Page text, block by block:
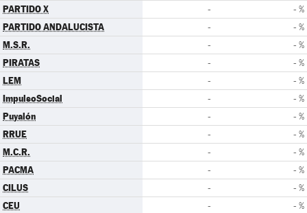
PARTIDO X - - %
PARTIDO ANDALUCISTA - - %
M.S.R. - - %
PIRATAS - - %
LEM - - %
ImpulsoSocial - - %
Puyalón - - %
RRUE - - %
M.C.R. - - %
PACMA - - %
CILUS - - %
CEU - - %